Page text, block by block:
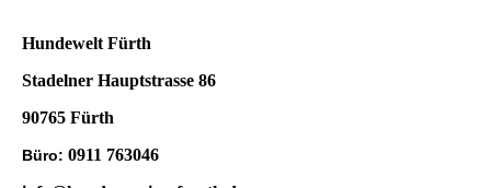
Hundewelt Fürth
Stadelner Hauptstrasse 86
90765 Fürth
Büro: 0911 763046